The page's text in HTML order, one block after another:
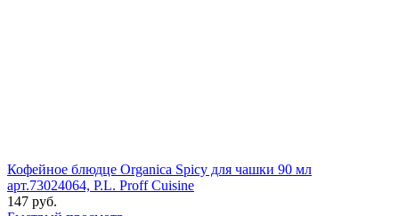
Кофейное блюдце Organica Spicy для чашки 90 мл
арт.73024064, P.L. Proff Cuisine
147 руб.